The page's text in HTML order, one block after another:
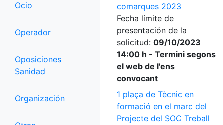
Ocio
Operador
Oposiciones
Sanidad
Organización
comarques 2023
Fecha límite de
presentación de la
solicitud: 09/10/2023
14:00 h - Termini segons
el web de l'ens
convocant
1 plaça de Tècnic en
formació en el marc del
Projecte del SOC Treball